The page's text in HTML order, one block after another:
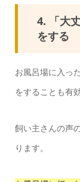
4. 「大
をする
お風呂場に入っ
をすることも有
飼い主さんの声
ります。